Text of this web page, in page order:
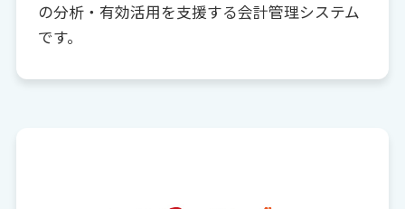
の分析・有効活用を支援する会計管理システム
です。